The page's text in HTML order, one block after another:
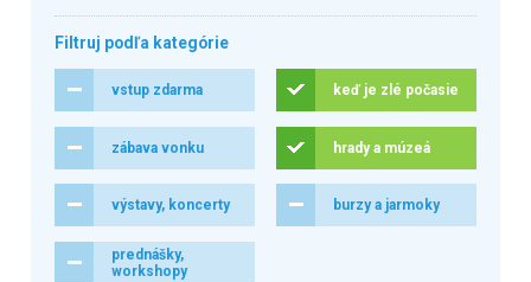
Filtruj podľa kategórie
vstup zdarma keď je zlé počasie
zábava vonku hrady a múzeá
výstavy, koncerty burzy a jarmoky
prednášky,
workshopy